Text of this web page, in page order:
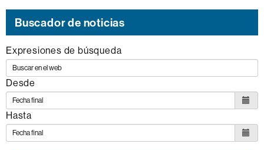
Buscador de noticias
Expresiones de búsqueda
Desde
Hasta